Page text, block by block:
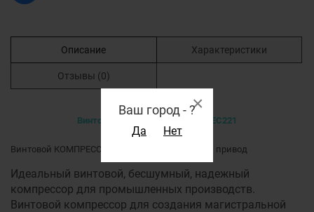
Ваш город -?
Да Нет
×
Описание Характеристики
Отзывы (0)
Винтовой компрессор ATMOS SEC221
Винтовой КОМПРЕССОР ATMOS SEC221 прямой привод
Идеальный винтовой, бесшумный, надежный
компрессор для промышленных производств.
Винтовой компрессор для создания магистральной